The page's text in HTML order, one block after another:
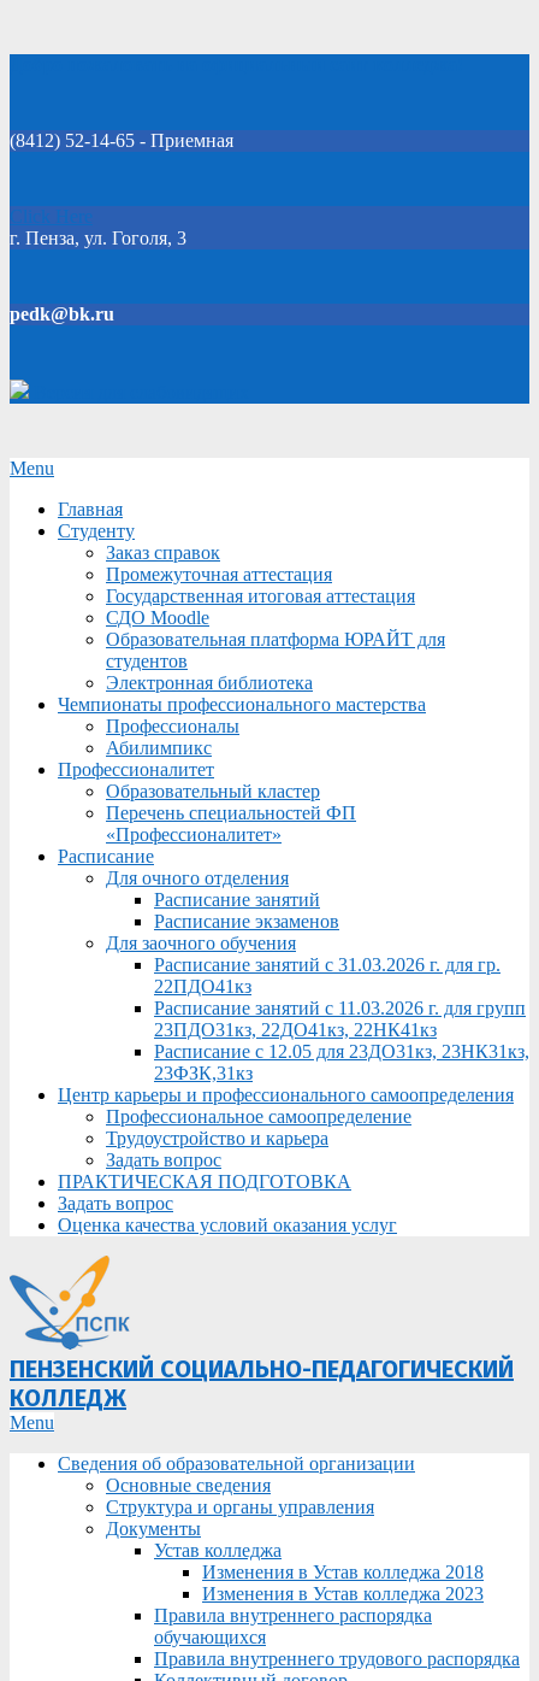
(8412) 52-14-65 - Приемная
Click Here
г. Пенза, ул. Гоголя, 3
pedk@bk.ru
Secondary
Menu
Menu
Главная
Студенту
Заказ справок
Промежуточная аттестация
Государственная итоговая аттестация
СДО Moodle
Образовательная платформа ЮРАЙТ для
студентов
Электронная библиотека
Чемпионаты профессионального мастерства
Профессионалы
Абилимпикс
Профессионалитет
Образовательный кластер
Перечень специальностей ФП
«Профессионалитет»
Расписание
Для очного отделения
Расписание занятий
Расписание экзаменов
Для заочного обучения
Расписание занятий с 31.03.2026 г. для гр.
22ПДО41кз
Расписание занятий с 11.03.2026 г. для групп
23ПДО31кз, 22ДО41кз, 22НК41кз
Расписание с 12.05 для 23ДО31кз, 23НК31кз,
23ФЗК,31кз
Центр карьеры и профессионального самоопределения
Профессиональное самоопределение
Трудоустройство и карьера
Задать вопрос
ПРАКТИЧЕСКАЯ ПОДГОТОВКА
Задать вопрос
Оценка качества условий оказания услуг
ПЕНЗЕНСКИЙ СОЦИАЛЬНО-ПЕДАГОГИЧЕСКИЙ
КОЛЛЕДЖ
Primary
Menu
Menu
Сведения об образовательной организации
Основные сведения
Структура и органы управления
Документы
Устав колледжа
Изменения в Устав колледжа 2018
Изменения в Устав колледжа 2023
Правила внутреннего распорядка
обучающихся
Правила внутреннего трудового распорядка